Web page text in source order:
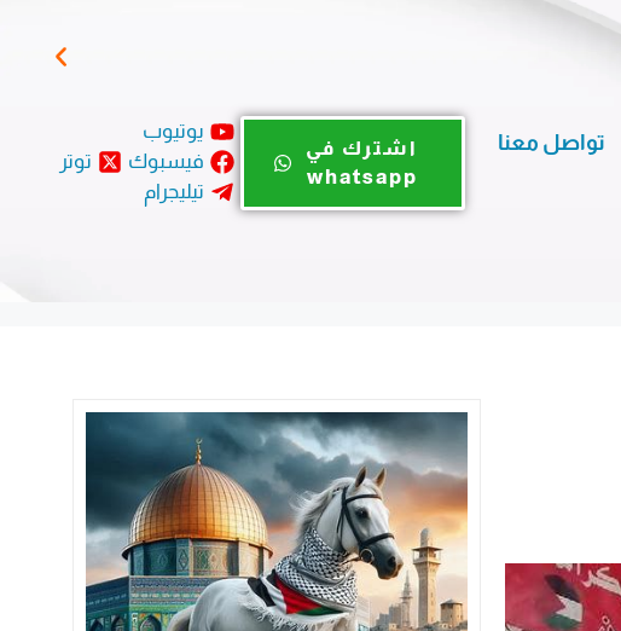
تواصل معنا
يوتيوب
فيسبوك
توتر
تيليجرام
اشترك في
whatsapp